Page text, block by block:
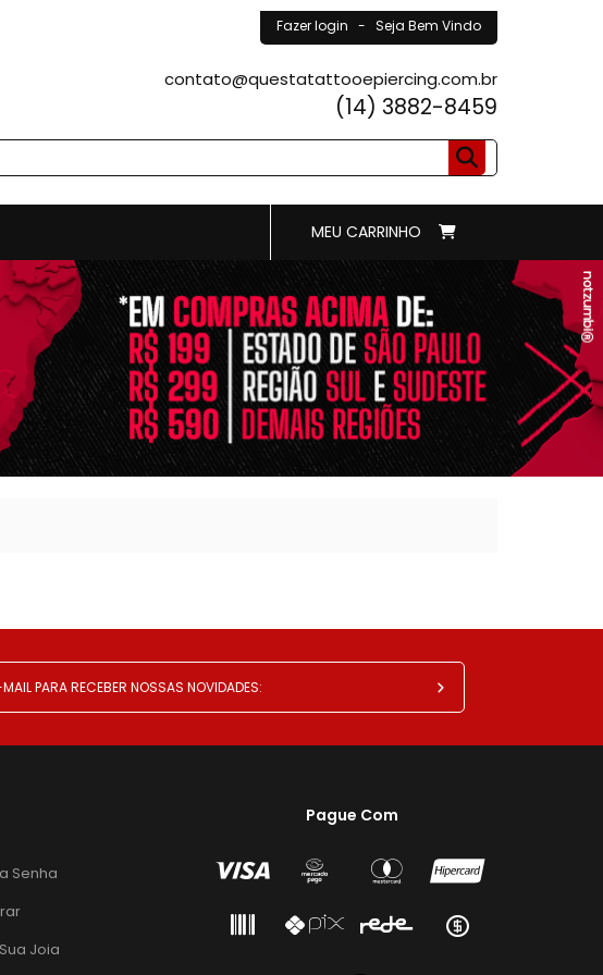
Fazer login - Seja Bem Vindo
contato@questatattooepiercing.com.br
(14) 3882-8459
MEU CARRINHO
Senha
Joia
Pague Com